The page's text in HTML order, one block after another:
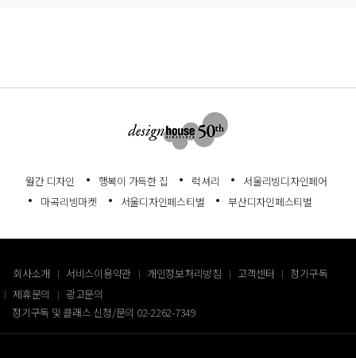
월간 디자인 행복이 가득한 집 럭셔리
서울리빙디자인페어
마곡리빙마켓
서울디자인페스티벌 부산디자인페스티벌
회사소개 서비스이용약관 개인정보처리방침 고객센터
정기구독
제휴문의
광고문의
정기구독 및 클래스 신청/문의 02-2262-7349